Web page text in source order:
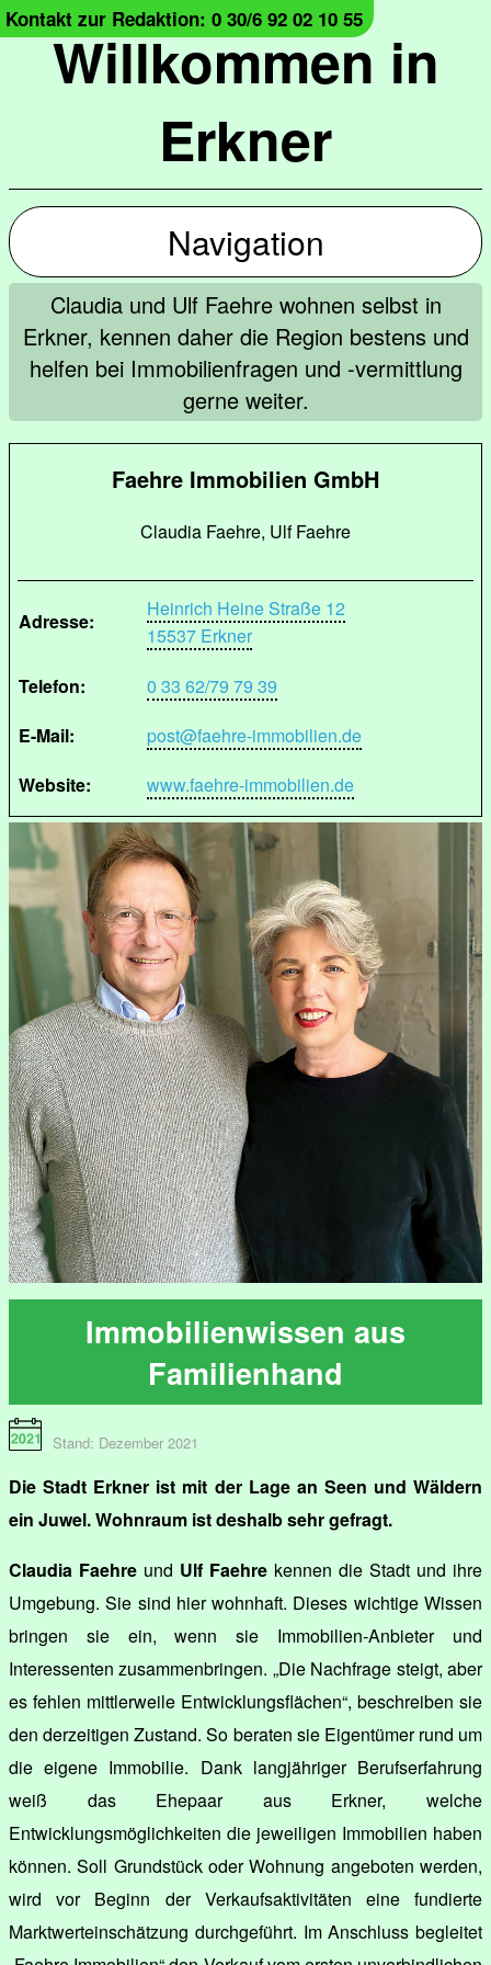
Willkommen in
Erkner
Kontakt zur Redaktion: 0 30/6 92 02 10 55
Navigation
Claudia und Ulf Faehre wohnen selbst in
Erkner, kennen daher die Region bestens und
helfen bei Immobilienfragen und -vermittlung
gerne weiter.
Faehre Immobilien GmbH
Claudia Faehre, Ulf Faehre
Adresse:
Heinrich Heine Straße 12
15537 Erkner
Telefon:
0 33 62/79 79 39
E-Mail:
post@faehre-immobilien.de
Website:
www.faehre-immobilien.de
Immobilienwissen aus
Familienhand
Stand: Dezember 2021
Die Stadt Erkner ist mit der Lage an Seen und Wäldern
ein Juwel. Wohnraum ist deshalb sehr gefragt.
Claudia Faehre und Ulf Faehre kennen die Stadt und ihre
Umgebung. Sie sind hier wohnhaft. Dieses wichtige Wissen
bringen sie ein, wenn sie Immobilien-Anbieter und
Interessenten zusammenbringen. „Die Nachfrage steigt, aber
es fehlen mittlerweile Entwicklungsflächen“, beschreiben sie
den derzeitigen Zustand. So beraten sie Eigentümer rund um
die eigene Immobilie. Dank langjähriger Berufserfahrung
weiß das Ehepaar aus Erkner, welche
Entwicklungsmöglichkeiten die jeweiligen Immobilien haben
können. Soll Grundstück oder Wohnung angeboten werden,
wird vor Beginn der Verkaufsaktivitäten eine fundierte
Marktwerteinschätzung durchgeführt. Im Anschluss begleitet